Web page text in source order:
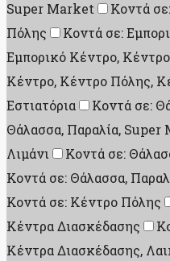
Super Market
Κοντά
Πόλης
Κοντά σε:
Εμπορικό Κέντρο,
Κέντρο, Κέντρο Πόλης,
Εστιατόρια
Κοντά σε:
Θάλασσα, Παραλία,
Λιμάνι
Κοντά σε:
Κοντά σε: Θάλασσα,
Κοντά σε: Κέντρο Πόλης
Κέντρα Διασκέδασης
Κέντρα Διασκέδασης,